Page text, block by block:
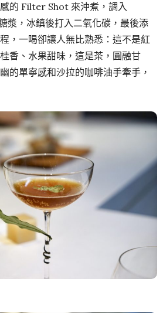
的 Filter Shot 來沖煮，調入
漿，冰鎮後打入二氧化碳，最後添
，一喝卻讓人無比熟悉：這不是紅
香、水果甜味，這是茶，圓融甘
的單寧感和沙拉的咖啡油手牽手，